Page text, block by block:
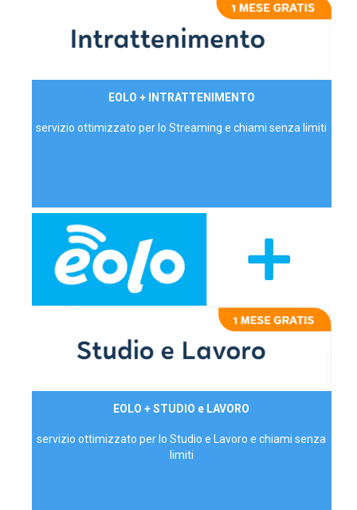
EOLO + INTRATTENIMENTO
servizio ottimizzato per lo Streaming e chiami senza limiti
EOLO + STUDIO e LAVORO
servizio ottimizzato per lo Studio e Lavoro e chiami senza
limiti